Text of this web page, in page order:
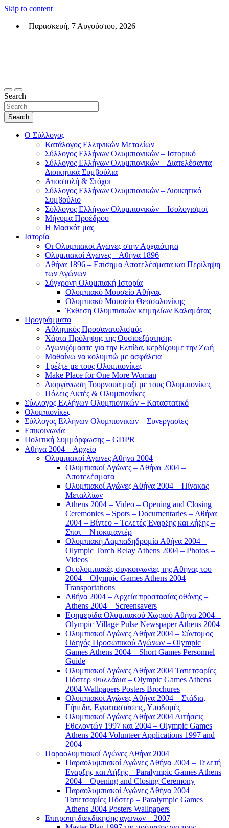
Skip to content
Παρασκευή, 7 Αυγούστου, 2026
Search
Search
Ο Σύλλογος
Κατάλογος Ελληνικών Μεταλίων
Σύλλογος Ελλήνων Ολυμπιονικών – Ιστορικό
Σύλλογος Ελλήνων Ολυμπιονικών – Διατελέσαντα
Διοικητικά Συμβούλια
Αποστολή & Στόχοι
Σύλλογος Ελλήνων Ολυμπιονικών – Διοικητικό
Συμβούλιο
Σύλλογος Ελλήνων Ολυμπιονικών – Ισολογισμοί
Μήνυμα Προέδρου
Η Μασκότ μας
Ιστορία
Οι Ολυμπιακοί Αγώνες στην Αρχαιότητα
Ολυμπιακοί Αγώνες – Αθήνα 1896
Αθήνα 1896 – Επίσημα Αποτελέσματα και Περίληψη
των Αγώνων
Σύγχρονη Ολυμπιακή Ιστορία
Ολυμπιακό Μουσείο Αθήνας
Ολυμπιακό Μουσείο Θεσσαλονίκης
Έκθεση Ολυμπιακών κειμηλίων Καλαμάτας
Προγράμματα
Αθλητικός Προσανατολισμός
Χάρτα Πρόληψης της Ουσιοεξάρτησης
Αγωνιζόμαστε για την Ελπίδα, κερδίζουμε την Ζωή
Μαθαίνω να κολυμπώ με ασφάλεια
Τρέξτε με τους Ολυμπιονίκες
Make Place for One More Woman
Διοργάνωση Τουρνουά μαζί με τους Ολυμπιονίκες
Πόλεις Ακτές & Ολυμπιονίκες
Σύλλογος Ελλήνων Ολυμπιονικών – Καταστατικό
Ολυμπιονίκες
Σύλλογος Ελλήνων Ολυμπιονικών – Συνεργασίες
Επικοινωνία
Πολιτική Συμμόρφωσης – GDPR
Αθήνα 2004 – Αρχείο
Ολυμπιακοί Αγώνες Αθήνα 2004
Ολυμπιακοί Αγώνες – Αθήνα 2004 –
Αποτελέσματα
Ολυμπιακοί Αγώνες Αθήνα 2004 – Πίνακας
Μεταλλίων
Athens 2004 – Video – Opening and Closing
Ceremonies – Spots – Documentaries – Αθήνα
2004 – Βίντεο – Τελετές Έναρξης και λήξης –
Σποτ – Ντοκιμαντέρ
Ολυμπιακή Λαμπαδηδρομία Αθήνα 2004 –
Olympic Torch Relay Athens 2004 – Photos –
Videos
Οι ολυμπιακές συγκοινωνίες της Αθήνας του
2004 – Olympic Games Athens 2004
Transportations
Αθήνα 2004 – Αρχεία προστασίας οθόνης –
Athens 2004 – Screensavers
Εφημερίδα Ολυμπιακού Χωριού Αθήνα 2004 –
Olympic Village Pulse Newspaper Athens 2004
Ολυμπιακοί Αγώνες Αθήνα 2004 – Σύντομος
Οδηγός Προσωπικού Αγώνων – Olympic
Games Athens 2004 – Short Games Personnel
Guide
Ολυμπιακοί Αγώνες Αθήνα 2004 Ταπετσαρίες
Πόστερ Φυλλάδια – Olympic Games Athens
2004 Wallpapers Posters Brochures
Ολυμπιακοί Αγώνες Αθήνα 2004 – Στάδια,
Γήπεδα, Εγκαταστάσεις, Υποδομές
Ολυμπιακοί Αγώνες Αθήνα 2004 Αιτήσεις
Εθελοντών 1997 και 2004 – Olympic Games
Athens 2004 Volunteer Applications 1997 and
2004
Παραολυμπιακοί Αγώνες Αθήνα 2004
Παραολυμπιακοί Αγώνες Αθήνα 2004 – Τελετή
Εναρξης και Λήξης – Paralympic Games Athens
2004 – Opening and Closing Ceremony
Παραολυμπιακοί Αγώνες Αθήνα 2004
Ταπετσαρίες Πόστερ – Paralympic Games
Athens 2004 Posters Wallpapers
Επιτροπή διεκδίκησης αγώνων – 2007